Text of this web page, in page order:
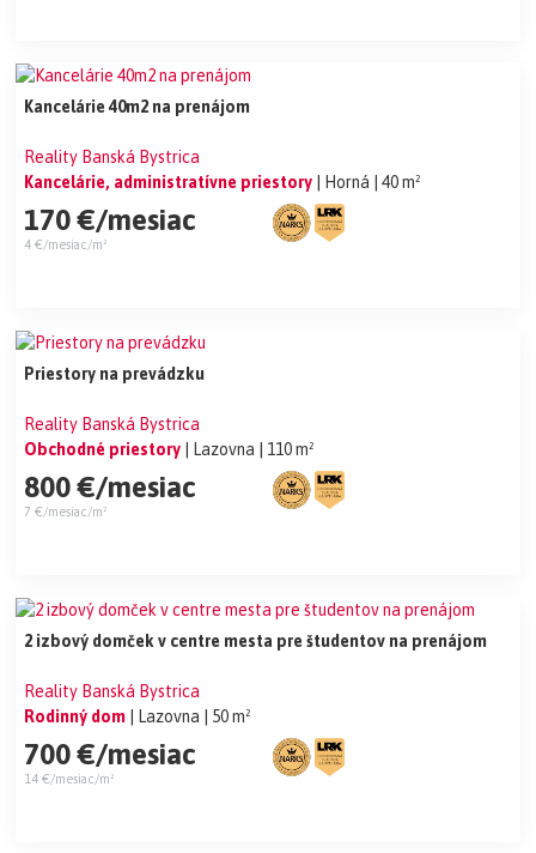
Kancelárie 40m2 na prenájom
Reality Banská Bystrica
Kancelárie, administratívne priestory
| Horná | 40 m²
170 €/mesiac
4 €/mesiac/m²
Priestory na prevádzku
Reality Banská Bystrica
Obchodné priestory
| Lazovna | 110 m²
800 €/mesiac
7 €/mesiac/m²
2 izbový domček v centre mesta pre študentov na prenájom
Reality Banská Bystrica
Rodinný dom
| Lazovna | 50 m²
700 €/mesiac
14 €/mesiac/m²